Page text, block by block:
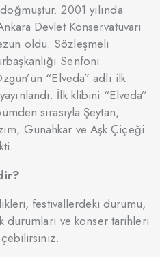
2001 yılında
Devlet Konservatuvarı
oldu. Sözleşmeli
Senfoni
“Elveda” adlı ilk
İlk klibini “Elveda”
sırasıyla Şeytan,
Günahkar ve Aşk Çiçeği
festivallerdeki durumu,
durumları ve konser tarihleri